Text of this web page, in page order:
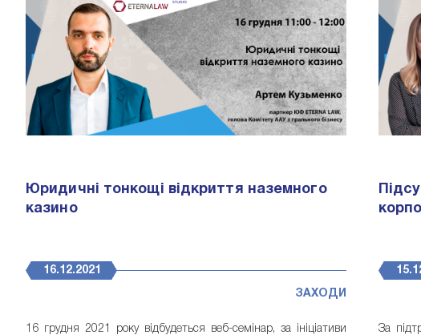
Юридичні тонкощі відкриття наземного
казино
16.12.2021
ЗАХОДИ
16 грудня 2021 року відбудеться веб-семінар, за ініціативи
За